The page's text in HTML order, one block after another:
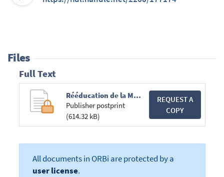
Files
Full Text
Rééducation de la MCT_Final.pdf
Publisher postprint
(614.32 kB)
REQUEST A
COPY
All documents in ORBi are protected by a
user license.